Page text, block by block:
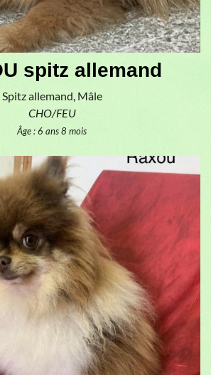
spitz allemand
Spitz allemand, Mâle
CHO/FEU
Âge : 6 ans 8 mois